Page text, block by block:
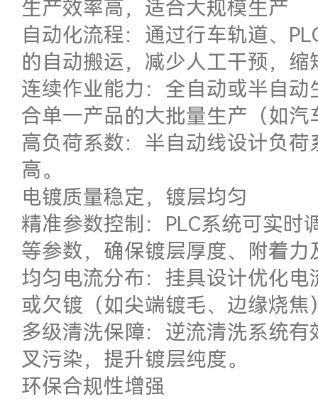
生产效率高，适合大规模生产
自动化流程：通过行车轨道、
的自动搬运，减少人工干预，缩
连续作业能力：全自动或半自
合单一产品的大批量生产（如
高负荷系数：半自动线设计负
高。
电镀质量稳定，镀层均匀
精准参数控制：PLC系统可实时
等参数，确保镀层厚度、附着力
均匀电流分布：挂具设计优化
或欠镀（如尖端镀毛、边缘烧焦
多级清洗保障：逆流清洗系统
叉污染，提升镀层纯度。
环保合规性增强